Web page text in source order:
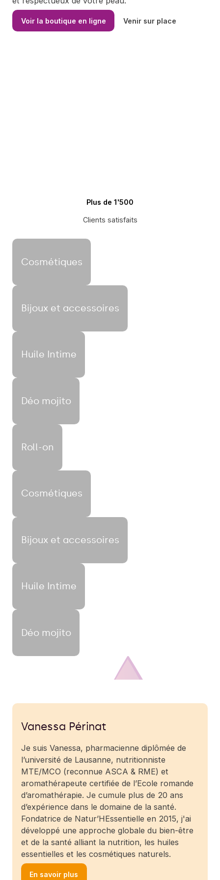
Voir la boutique en ligne Venir sur place
Plus de 1'500
Clients satisfaits
Je suis Vanessa, pharmacienne diplômée de
l’université de Lausanne, nutritionniste
MTE/MCO (reconnue ASCA & RME) et
aromathérapeute certifiée de l’Ecole romande
d’aromathérapie. Je cumule plus de 20 ans
d’expérience dans le domaine de la santé.
Fondatrice de Natur’HEssentielle en 2015, j'ai
développé une approche globale du bien-être
et de la santé alliant la nutrition, les huiles
essentielles et les cosmétiques naturels.